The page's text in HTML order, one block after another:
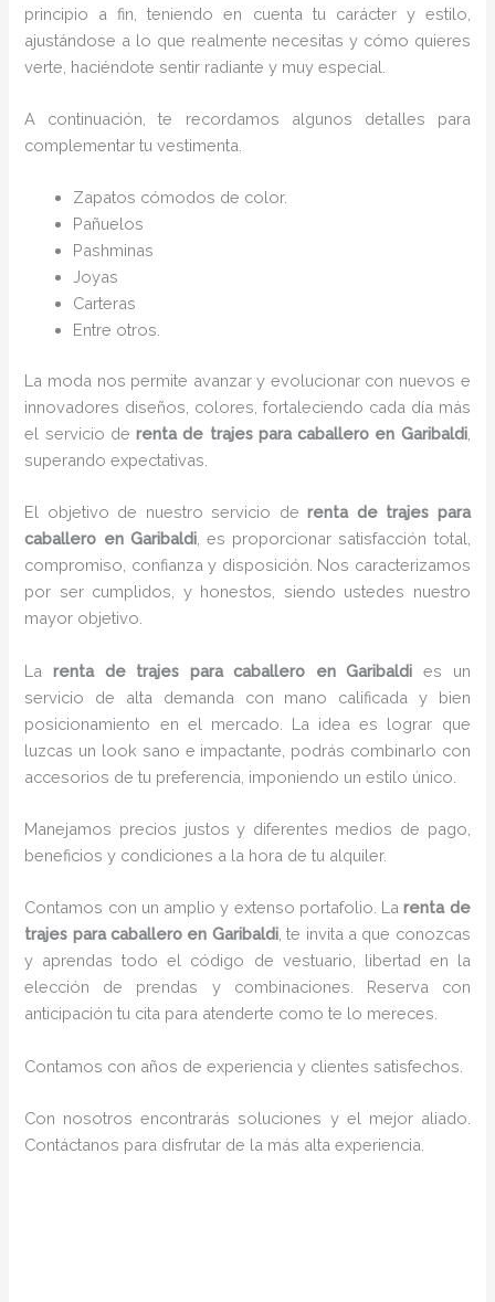
principio a fin, teniendo en cuenta tu carácter y estilo,
ajustándose a lo que realmente necesitas y cómo quieres
verte, haciéndote sentir radiante y muy especial.
A continuación, te recordamos algunos detalles para
complementar tu vestimenta.
Zapatos cómodos de color.
Pañuelos
Pashminas
Joyas
Carteras
Entre otros.
La moda nos permite avanzar y evolucionar con nuevos e
innovadores diseños, colores, fortaleciendo cada día más
el servicio derenta de trajes para caballero en Garibaldi,
superando expectativas.
El objetivo de nuestro servicio derenta de trajes para
caballero en Garibaldi, es proporcionar satisfacción total,
compromiso, confianza y disposición. Nos caracterizamos
por ser cumplidos, y honestos, siendo ustedes nuestro
mayor objetivo.
Larenta de trajes para caballero en Garibaldies un
servicio de alta demanda con mano calificada y bien
posicionamiento en el mercado. La idea es lograr que
luzcas un look sano e impactante, podrás combinarlo con
accesorios de tu preferencia, imponiendo un estilo único.
Manejamos precios justos y diferentes medios de pago,
beneficios y condiciones a la hora de tu alquiler.
Contamos con un amplio y extenso portafolio. Larenta de
trajes para caballero en Garibaldi, te invita a que conozcas
y aprendas todo el código de vestuario, libertad en la
elección de prendas y combinaciones. Reserva con
anticipación tu cita para atenderte como te lo mereces.
Contamos con años de experiencia y clientes satisfechos.
Con nosotros encontrarás soluciones y el mejor aliado.
Contáctanos para disfrutar de la más alta experiencia.